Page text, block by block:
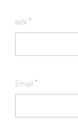
Ім'я *
Email *